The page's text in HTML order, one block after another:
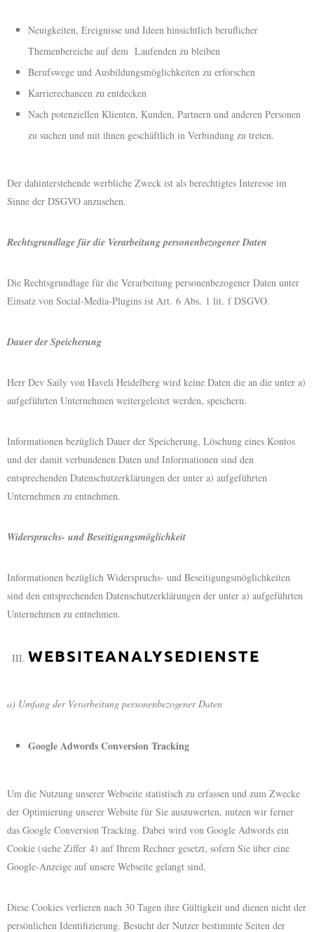
Neuigkeiten, Ereignisse und Ideen hinsichtlich beruflicher
Themenbereiche auf dem Laufenden zu bleiben
Berufswege und Ausbildungsmöglichkeiten zu erforschen
Karrierechancen zu entdecken
Nach potenziellen Klienten, Kunden, Partnern und anderen Personen
zu suchen und mit ihnen geschäftlich in Verbindung zu treten.
Der dahinterstehende werbliche Zweck ist als berechtigtes Interesse im
Sinne der DSGVO anzusehen.
Rechtsgrundlage für die Verarbeitung personenbezogener Daten
Die Rechtsgrundlage für die Verarbeitung personenbezogener Daten unter
Einsatz von Social-Media-Plugins ist Art. 6 Abs. 1 lit. f DSGVO.
Dauer der Speicherung
Herr Dev Saily von Haveli Heidelberg wird keine Daten die an die unter a)
aufgeführten Unternehmen weitergeleitet werden, speichern.
Informationen bezüglich Dauer der Speicherung, Löschung eines Kontos
und der damit verbundenen Daten und Informationen sind den
entsprechenden Datenschutzerklärungen der unter a) aufgeführten
Unternehmen zu entnehmen.
Widerspruchs- und Beseitigungsmöglichkeit
Informationen bezüglich Widerspruchs- und Beseitigungsmöglichkeiten
sind den entsprechenden Datenschutzerklärungen der unter a) aufgeführten
Unternehmen zu entnehmen.
WEBSITEANALYSEDIENSTE
a) Umfang der Verarbeitung personenbezogener Daten
Google Adwords Conversion Tracking
Um die Nutzung unserer Webseite statistisch zu erfassen und zum Zwecke
der Optimierung unserer Website für Sie auszuwerten, nutzen wir ferner
das Google Conversion Tracking. Dabei wird von Google Adwords ein
Cookie (siehe Ziffer 4) auf Ihrem Rechner gesetzt, sofern Sie über eine
Google-Anzeige auf unsere Webseite gelangt sind.
Diese Cookies verlieren nach 30 Tagen ihre Gültigkeit und dienen nicht der
persönlichen Identifizierung. Besucht der Nutzer bestimmte Seiten der